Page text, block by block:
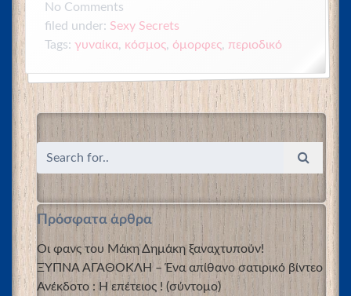
No Comments
filed under: Sexy Secrets
Tags: γυναίκα, κόσμος, όμορφες, περιοδικό
Πρόσφατα άρθρα
Οι φανς του Μάκη Δημάκη ξαναχτυπούν!
ΞΥΠΝΑ ΑΓΑΘΟΚΛΗ – Ένα απίθανο σατιρικό βίντεο
Ανέκδοτο : Η επέτειος ! (σύντομο)